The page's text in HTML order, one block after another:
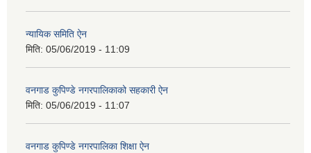
न्यायिक समिति ऐन
मिति: 05/06/2019 - 11:09
वनगाड कुपिण्डे नगरपालिकाको सहकारी ऐन
मिति: 05/06/2019 - 11:07
वनगाड कुपिण्डे नगरपालिका शिक्षा ऐन